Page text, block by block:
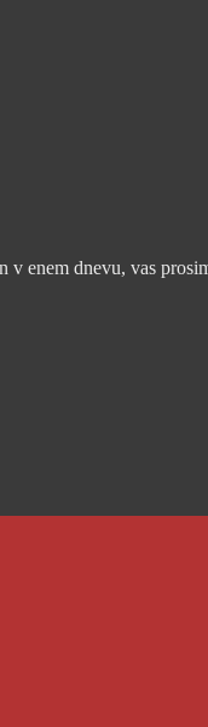
enem dnevu, vas